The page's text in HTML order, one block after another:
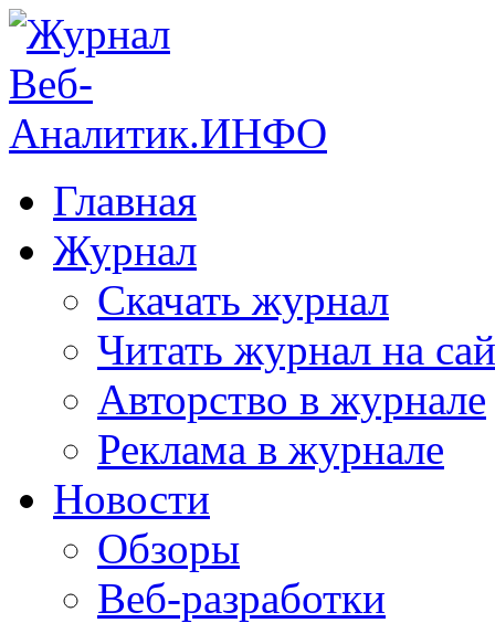
Главная
Журнал
Скачать журнал
Читать журнал на
Авторство в журнале
Реклама в журнале
Новости
Обзоры
Веб-разработки